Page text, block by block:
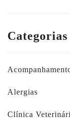
Categorias
Alergias
Clínica